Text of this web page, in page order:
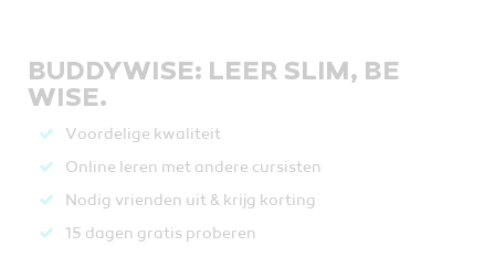
BUDDYWISE: LEER SLIM, BE
WISE.
Voordelige kwaliteit
Online leren met andere cursisten
Nodig vrienden uit & krijg korting
15 dagen gratis proberen